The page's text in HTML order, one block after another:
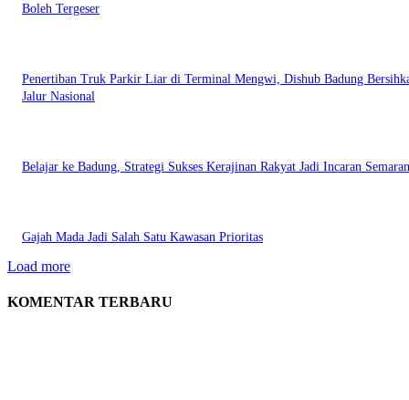
Boleh Tergeser
Penertiban Truk Parkir Liar di Terminal Mengwi, Dishub Badung
Jalur Nasional
Belajar ke Badung, Strategi Sukses Kerajinan Rakyat Jadi Incaran
Gajah Mada Jadi Salah Satu Kawasan Prioritas
Load more
KOMENTAR TERBARU